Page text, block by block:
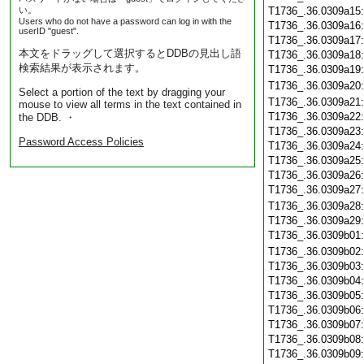
い。
Users who do not have a password can log in with the
userID "guest".
本文をドラッグして選択するとDDBの見出し語
検索結果が表示されます。
Select a portion of the text by dragging your
mouse to view all terms in the text contained in
the DDB. ・
Password Access Policies